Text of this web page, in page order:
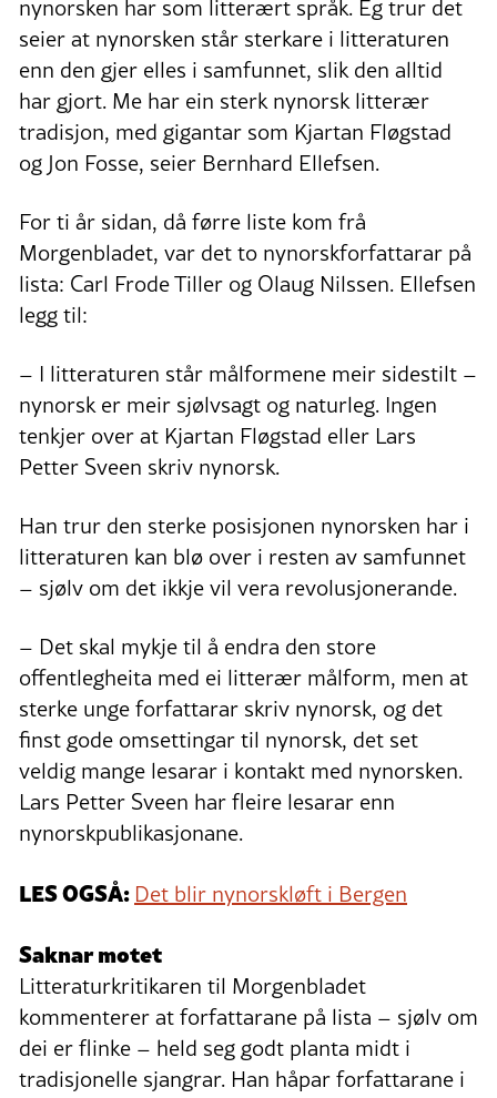
nynorsken har som litterært språk. Eg trur det
seier at nynorsken står sterkare i litteraturen
enn den gjer elles i samfunnet, slik den alltid
har gjort. Me har ein sterk nynorsk litterær
tradisjon, med gigantar som Kjartan Fløgstad
og Jon Fosse, seier Bernhard Ellefsen.
For ti år sidan, då førre liste kom frå
Morgenbladet, var det to nynorskforfattarar på
lista: Carl Frode Tiller og Olaug Nilssen. Ellefsen
legg til:
– I litteraturen står målformene meir sidestilt –
nynorsk er meir sjølvsagt og naturleg. Ingen
tenkjer over at Kjartan Fløgstad eller Lars
Petter Sveen skriv nynorsk.
Han trur den sterke posisjonen nynorsken har i
litteraturen kan blø over i resten av samfunnet
– sjølv om det ikkje vil vera revolusjonerande.
– Det skal mykje til å endra den store
offentlegheita med ei litterær målform, men at
sterke unge forfattarar skriv nynorsk, og det
finst gode omsettingar til nynorsk, det set
veldig mange lesarar i kontakt med nynorsken.
Lars Petter Sveen har fleire lesarar enn
nynorskpublikasjonane.
LES OGSÅ: Det blir nynorskløft i Bergen
Saknar motet
Litteraturkritikaren til Morgenbladet
kommenterer at forfattarane på lista – sjølv om
dei er flinke – held seg godt planta midt i
tradisjonelle sjangrar. Han håpar forfattarane i